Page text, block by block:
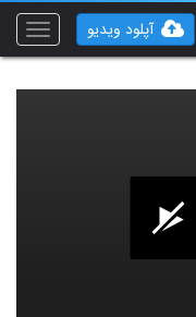
Toggle
آپلود ویدیو